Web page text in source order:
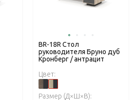
BR-18R Стол
руководителя Бруно дуб
Кронберг / антрацит
Цвет:
Размер (Д×Ш×В):